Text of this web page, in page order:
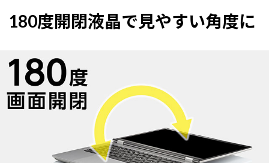
180度開閉液晶で見やすい角度に